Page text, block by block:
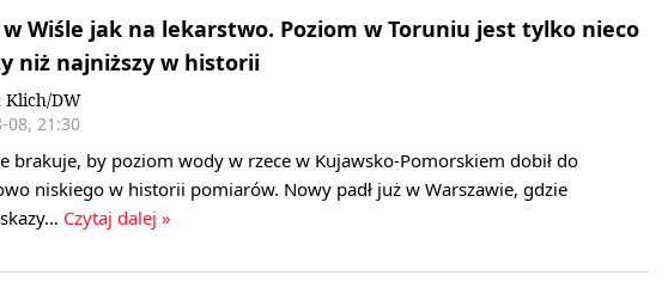
w Wiśle jak na lekarstwo. Poziom w Toruniu jest tylko nieco
niż najniższy w historii
Klich/DW
08, 21:30
brakuje, by poziom wody w rzece w Kujawsko-Pomorskiem dobił do
niskiego w historii pomiarów. Nowy padł już w Warszawie, gdzie
Czytaj dalej »